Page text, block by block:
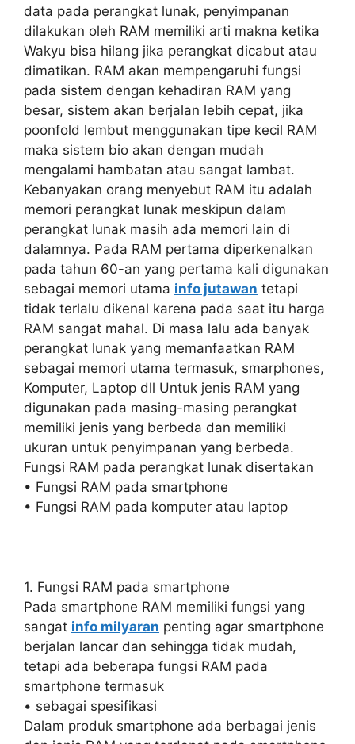
data pada perangkat lunak, penyimpanan
dilakukan oleh RAM memiliki arti makna ketika
Wakyu bisa hilang jika perangkat dicabut atau
dimatikan. RAM akan mempengaruhi fungsi
pada sistem dengan kehadiran RAM yang
besar, sistem akan berjalan lebih cepat, jika
poonfold lembut menggunakan tipe kecil RAM
maka sistem bio akan dengan mudah
mengalami hambatan atau sangat lambat.
Kebanyakan orang menyebut RAM itu adalah
memori perangkat lunak meskipun dalam
perangkat lunak masih ada memori lain di
dalamnya. Pada RAM pertama diperkenalkan
pada tahun 60-an yang pertama kali digunakan
sebagai memori utama info jutawan tetapi
tidak terlalu dikenal karena pada saat itu harga
RAM sangat mahal. Di masa lalu ada banyak
perangkat lunak yang memanfaatkan RAM
sebagai memori utama termasuk, smarphones,
Komputer, Laptop dll Untuk jenis RAM yang
digunakan pada masing-masing perangkat
memiliki jenis yang berbeda dan memiliki
ukuran untuk penyimpanan yang berbeda.
Fungsi RAM pada perangkat lunak disertakan
• Fungsi RAM pada smartphone
• Fungsi RAM pada komputer atau laptop
1. Fungsi RAM pada smartphone
Pada smartphone RAM memiliki fungsi yang
sangat info milyaran penting agar smartphone
berjalan lancar dan sehingga tidak mudah,
tetapi ada beberapa fungsi RAM pada
smartphone termasuk
• sebagai spesifikasi
Dalam produk smartphone ada berbagai jenis